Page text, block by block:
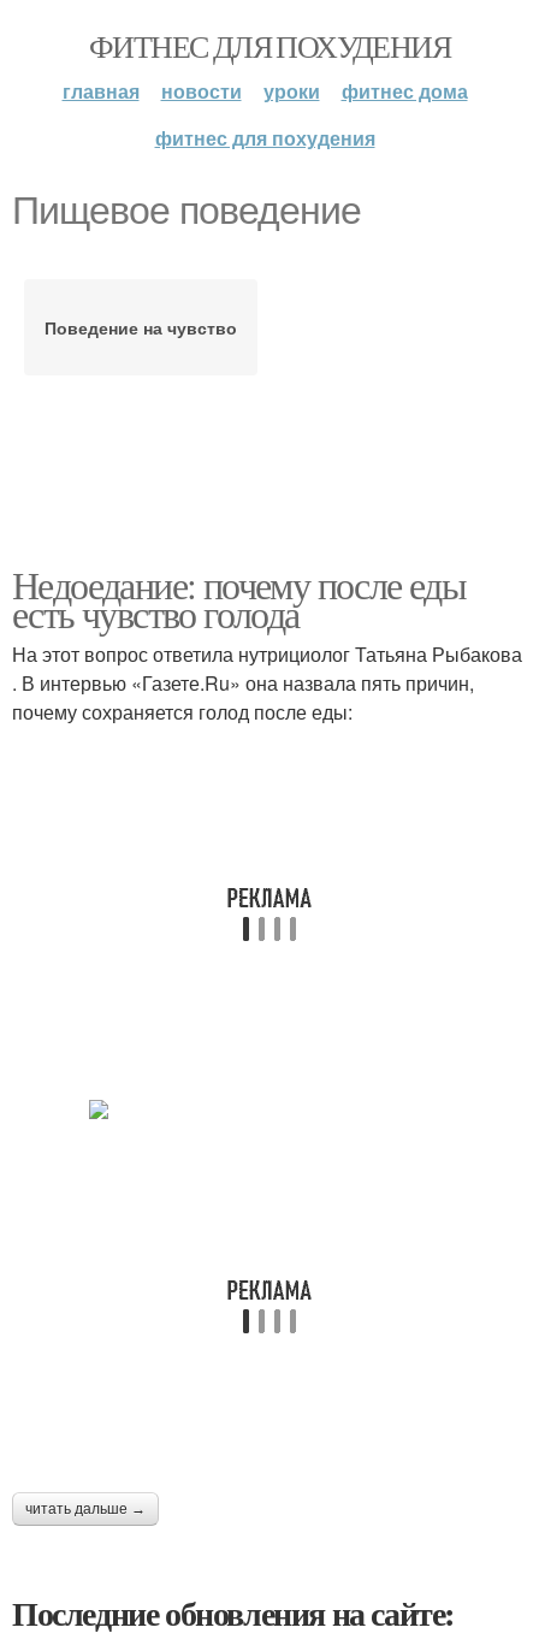
ФИТНЕС ДЛЯ ПОХУДЕНИЯ
главная новости уроки
фитнес дома
фитнес для похудения
Пищевое поведение
Поведение на чувство
Недоедание: почему после еды
есть чувство голода
На этот вопрос ответила нутрициолог Татьяна Рыбакова
. В интервью «Газете.Ru» она назвала пять причин,
почему сохраняется голод после еды:
читать дальше →
Последние обновления на сайте: